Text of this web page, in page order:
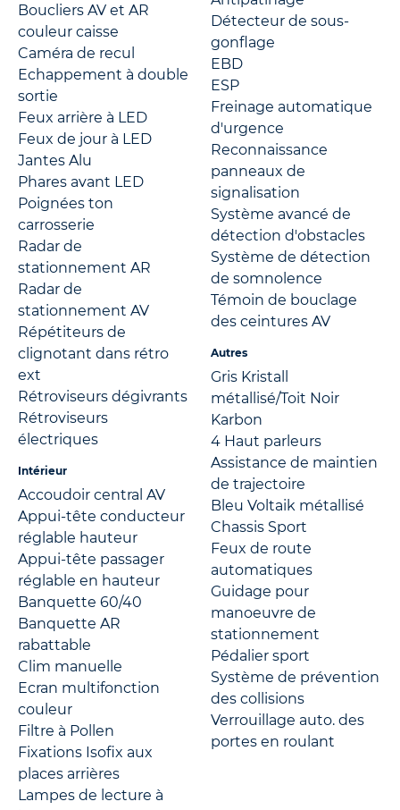
Boucliers AV et AR
couleur caisse
Caméra de recul
Echappement à double
sortie
Feux arrière à LED
Feux de jour à LED
Jantes Alu
Phares avant LED
Poignées ton
carrosserie
Radar de
stationnement AR
Radar de
stationnement AV
Répétiteurs de
clignotant dans rétro
ext
Rétroviseurs dégivrants
Rétroviseurs
électriques
Intérieur
Accoudoir central AV
Appui-tête conducteur
réglable hauteur
Appui-tête passager
réglable en hauteur
Banquette 60/40
Banquette AR
rabattable
Clim manuelle
Ecran multifonction
couleur
Filtre à Pollen
Fixations Isofix aux
places arrières
Lampes de lecture à
Détecteur de sous-
gonflage
EBD
ESP
Freinage automatique
d'urgence
Reconnaissance
panneaux de
signalisation
Système avancé de
détection d'obstacles
Système de détection
de somnolence
Témoin de bouclage
des ceintures AV
Autres
Gris Kristall
métallisé/Toit Noir
Karbon
4 Haut parleurs
Assistance de maintien
de trajectoire
Bleu Voltaik métallisé
Chassis Sport
Feux de route
automatiques
Guidage pour
manoeuvre de
stationnement
Pédalier sport
Système de prévention
des collisions
Verrouillage auto. des
portes en roulant